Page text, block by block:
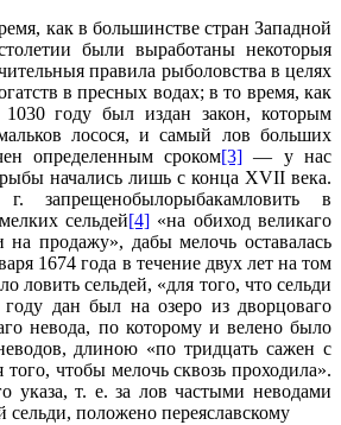
как в большинстве стран Западной
были выработаны некоторыя
правила рыболовства в целях
в пресных водах; в то время, как
году был издан закон, которым
лосося, и самый лов больших
определенным сроком[3] — у нас
начались лишь с конца XVII века.
запрещенобылорыбакамловить в
сельдей[4] «на обиход великаго
на продажу», дабы мелочь оставалась
1674 года в течение двух лет на том
ловить сельдей, «для того, что сельди
дан был на озеро из дворцоваго
невода, по которому и велено было
длиною «по тридцать сажен с
чтобы мелочь сквозь проходила».
указа, т. е. за лов частыми неводами
сельди, положено переяславскому